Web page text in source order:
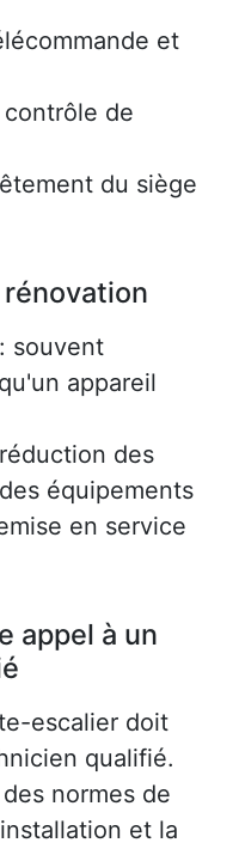
et
de
du siège
souvent
appareil
des
équipements
en service
appel à un
escalier doit
qualifié.
normes de
et la